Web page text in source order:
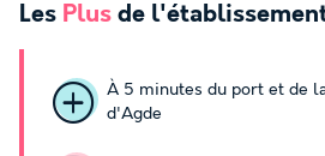
Les Plus de
À 5 minutes du port et de
d'Agde